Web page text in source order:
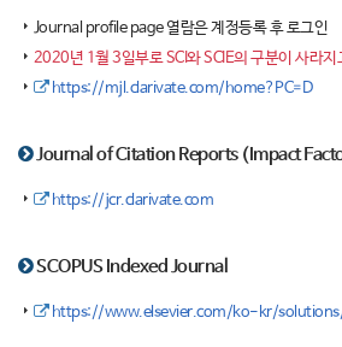
Journal profile page 열람은 계정등록 후 로그인
2020년 1월 3일부로 SCI와 SCIE의 구분이 사라지
https://mjl.clarivate.com/home?PC=D
Journal of Citation Reports (Impact
https://jcr.clarivate.com
SCOPUS Indexed Journal
https://www.elsevier.com/ko-kr/